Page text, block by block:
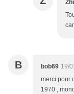
B bob69 19/
merci pour
1970 ,